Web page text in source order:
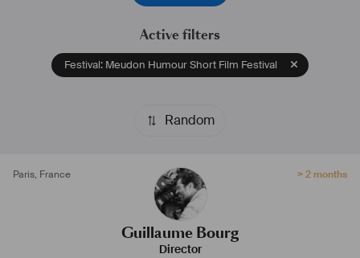
Active filters
Festival: Meudon Humour Short Film Festival
Random
Paris, France > 2 months
Guillaume Bourg
Director